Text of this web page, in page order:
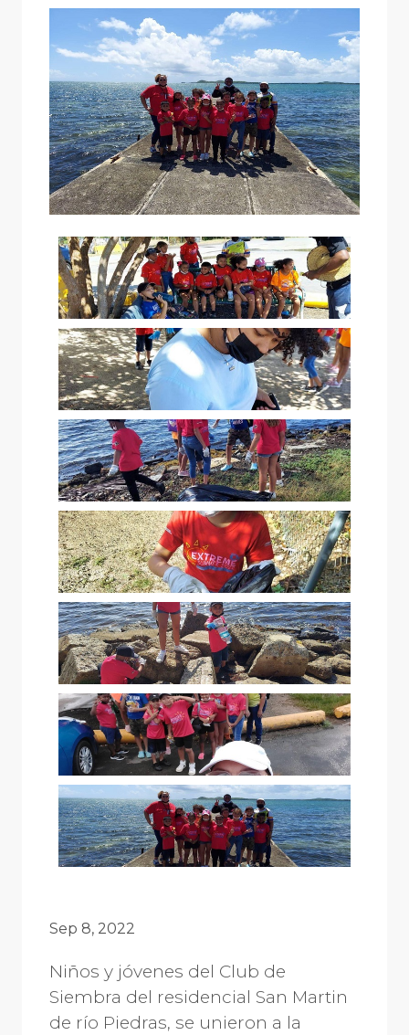
Sep 8, 2022
Niños y jóvenes del Club de
Siembra del residencial San Martin
de río Piedras, se unieron a la